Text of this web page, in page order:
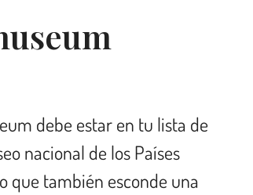
debe estar en tu lista de
nacional de los Países
que también esconde una